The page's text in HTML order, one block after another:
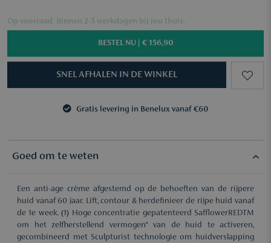
Op voorraad. Binnen 2-3 werkdagen bij jou thuis.
BESTEL NU | € 156,90
SNEL AFHALEN IN DE WINKEL
Gratis levering in Benelux vanaf €60
Goed om te weten
Een anti-age crème afgestemd op de behoeften van de rijpere
huid vanaf 60 jaar. Lift, contour & herdefinieer de rijpe huid vanaf
de 1e week. (1) Hoge concentratie gepatenteerd SafflowerREDTM
om het zelfherstellend vermogen* van de huid te activeren,
gecombineerd met Sculpturist technologie om huidverslapping